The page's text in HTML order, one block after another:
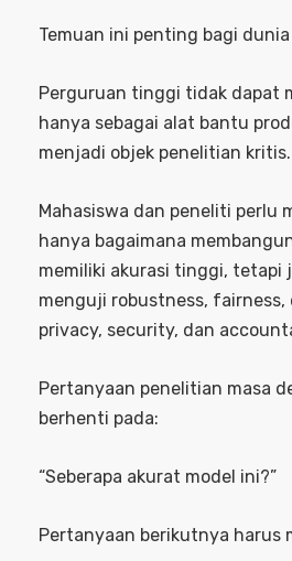
Temuan ini penting bagi
Perguruan tinggi tidak dapat
hanya sebagai alat bantu
menjadi objek penelitian kritis.
Mahasiswa dan peneliti perlu
hanya bagaimana
memiliki akurasi tinggi, tetapi
menguji robustness, fairness,
privacy, security, dan
Pertanyaan penelitian masa
berhenti pada:
“Seberapa akurat model ini?”
Pertanyaan berikutnya harus